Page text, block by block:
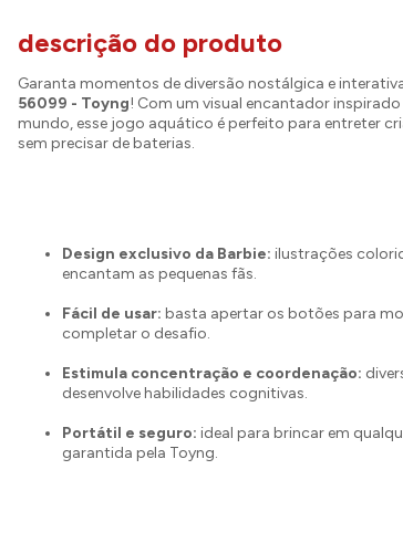
descrição do produto
Garanta momentos de diversão nostálgica e
56099 - Toyng! Com um visual encantador
mundo, esse jogo aquático é perfeito para entreter
sem precisar de baterias.
Design exclusivo da Barbie: ilustrações
encantam as pequenas fãs.
Fácil de usar: basta apertar os botões para
completar o desafio.
Estimula concentração e coordenação:
desenvolve habilidades cognitivas.
Portátil e seguro: ideal para brincar em
garantida pela Toyng.